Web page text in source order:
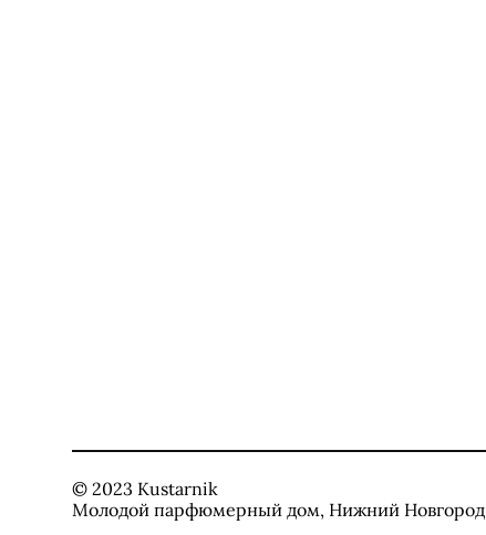
© 2023 Kustarnik
Молодой парфюмерный дом, Нижний Новгород